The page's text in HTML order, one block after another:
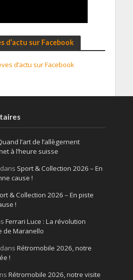
d’actu sur Facebook
d’actu sur Facebook
l’art de l’allègement
à l’heure suisse
dans Sport & Collection 2026 – En
cause !
& Collection 2026 – En piste
!
Ferrari Luce : La révolution
de Maranello
dans Rétromobile 2026, notre
!
Rétromobile 2026, notre visite